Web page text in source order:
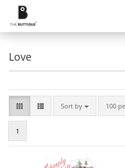
Love
Sort by
Sort by 100
per
1